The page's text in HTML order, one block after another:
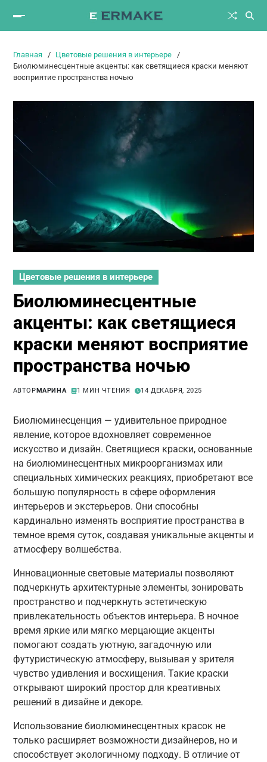
Главная
Цветовые решения в интерьере
Биолюминесцентные акценты: как светящиеся краски меняют
восприятие пространства ночью
Цветовые решения в интерьере
Биолюминесцентные
акценты: как светящиеся
краски меняют восприятие
пространства ночью
АВТОРМАРИНА 1 МИН ЧТЕНИЯ 14 ДЕКАБРЯ, 2025
Биолюминесценция — удивительное природное
явление, которое вдохновляет современное
искусство и дизайн. Светящиеся краски, основанные
на биолюминесцентных микроорганизмах или
специальных химических реакциях, приобретают все
большую популярность в сфере оформления
интерьеров и экстерьеров. Они способны
кардинально изменять восприятие пространства в
темное время суток, создавая уникальные акценты и
атмосферу волшебства.
Инновационные световые материалы позволяют
подчеркнуть архитектурные элементы, зонировать
пространство и подчеркнуть эстетическую
привлекательность объектов интерьера. В ночное
время яркие или мягко мерцающие акценты
помогают создать уютную, загадочную или
футуристическую атмосферу, вызывая у зрителя
чувство удивления и восхищения. Такие краски
открывают широкий простор для креативных
решений в дизайне и декоре.
Использование биолюминесцентных красок не
только расширяет возможности дизайнеров, но и
способствует экологичному подходу. В отличие от